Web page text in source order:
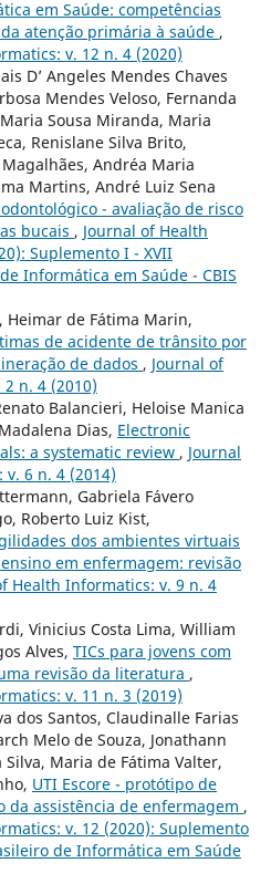
em Saúde: competências
atenção primária à saúde ,
v. 12 n. 4 (2020)
D’ Angeles Mendes Chaves
Mendes Veloso, Fernanda
Sousa Miranda, Maria
Renislane Silva Brito,
Andréa Maria
Martins, André Luiz Sena
- avaliação de risco
bucais , Journal of Health
Suplemento I - XVII
Informática em Saúde - CBIS
Heimar de Fátima Marin,
de acidente de trânsito por
de dados , Journal of
n. 4 (2010)
Balancieri, Heloise Manica
Dias, Electronic
a systematic review , Journal
6 n. 4 (2014)
Gabriela Fávero
Roberto Luiz Kist,
dos ambientes virtuais
em enfermagem: revisão
Health Informatics: v. 9 n. 4
Vinicius Costa Lima, William
Alves, TICs para jovens com
revisão da literatura ,
v. 11 n. 3 (2019)
dos Santos, Claudinalle Farias
Melo de Souza, Jonathann
Silva, Maria de Fátima Valter,
UTI Escore - protótipo de
da assistência de enfermagem ,
v. 12 (2020): Suplemento
de Informática em Saúde